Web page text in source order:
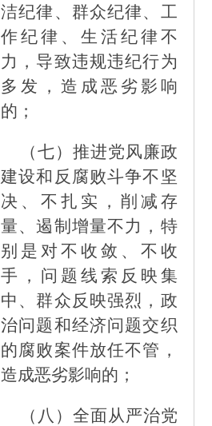
洁纪律、群众纪律、工
作纪律、生活纪律不
力，导致违规违纪行为
多发，造成恶劣影响
的；
（七） 推进党风廉政
建设和反腐败斗争不坚
决、不扎实，削减存
量、遏制增量不力，特
别是对不收敛、不收
手，问题线索反映集
中、群众反映强烈，政
治问题和经济问题交织
的腐败案件放任不管，
造成恶劣影响的；
（八） 全面从严治党